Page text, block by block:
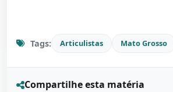
Tags: Articulistas Mato Grosso
Compartilhe esta matéria